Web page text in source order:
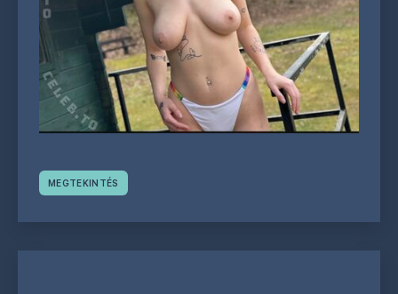
MEGTEKINTÉS